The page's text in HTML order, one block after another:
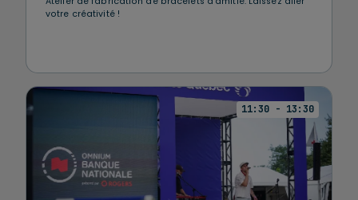
votre créativité !
11:30 - 13:30